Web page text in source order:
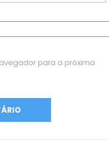
para a próxima